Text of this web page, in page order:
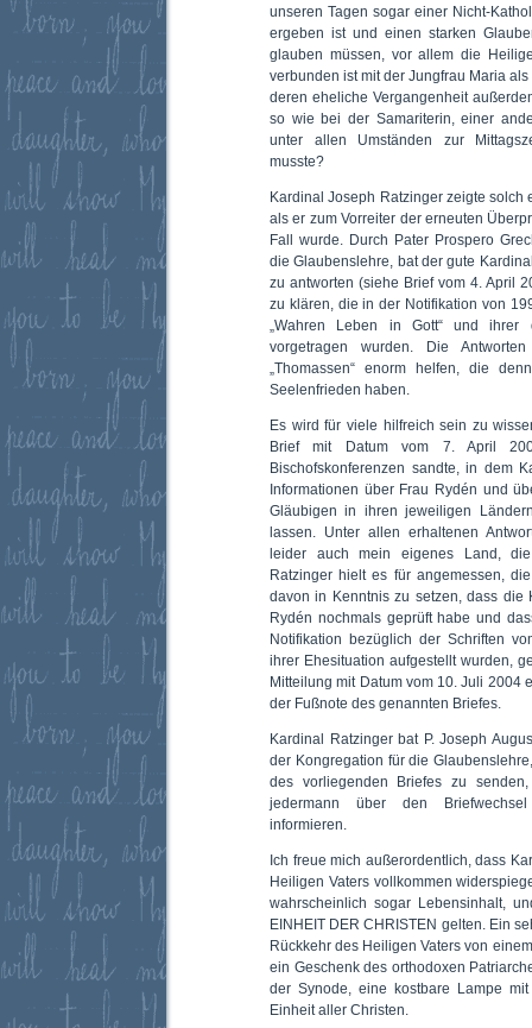
unseren Tagen sogar einer Nicht-
ergeben ist und einen starken
glauben müssen, vor allem die
verbunden ist mit der Jungfrau Maria
deren eheliche Vergangenheit
so wie bei der Samariterin, einer
unter allen Umständen zur
musste?
Kardinal Joseph Ratzinger zeigte solch
als er zum Vorreiter der erneuten
Fall wurde. Durch Pater Prospero
die Glaubenslehre, bat der gute
zu antworten (siehe Brief vom 4. April
zu klären, die in der Notifikation von
„Wahren Leben in Gott“ und ihrer
vorgetragen wurden. Die
„Thomassen“ enorm helfen, die
Seelenfrieden haben.
Es wird für viele hilfreich sein zu
Brief mit Datum vom 7. April
Bischofskonferenzen sandte, in dem
Informationen über Frau Rydén und
Gläubigen in ihren jeweiligen
lassen. Unter allen erhaltenen
leider auch mein eigenes Land,
Ratzinger hielt es für angemessen,
davon in Kenntnis zu setzen, dass die
Rydén nochmals geprüft habe und
Notifikation bezüglich der Schriften
ihrer Ehesituation aufgestellt wurden,
Mitteilung mit Datum vom 10. Juli 2004
der Fußnote des genannten Briefes.
Kardinal Ratzinger bat P. Joseph
der Kongregation für die
des vorliegenden Briefes zu
jedermann über den
informieren.
Ich freue mich außerordentlich, dass
Heiligen Vaters vollkommen
wahrscheinlich sogar Lebensinhalt,
EINHEIT DER CHRISTEN gelten. Ein
Rückkehr des Heiligen Vaters von
ein Geschenk des orthodoxen
der Synode, eine kostbare Lampe
Einheit aller Christen.